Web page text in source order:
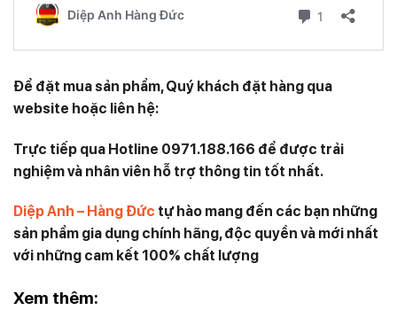
Để đặt mua sản phẩm, Quý khách đặt hàng qua
website hoặc liên hệ:
Trực tiếp qua Hotline 0971.188.166 để được trải
nghiệm và nhân viên hỗ trợ thông tin tốt nhất.
Diệp Anh – Hàng Đức tự hào mang đến các bạn những
sản phẩm gia dụng chính hãng, độc quyền và mới nhất
với những cam kết 100% chất lượng
Xem thêm: